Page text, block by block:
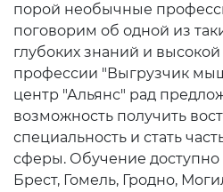
порой необычные
поговорим об одной из
глубоких знаний и высокой
профессии "Выгрузчик
центр "Альянс" рад
возможность получить
специальность и стать
сферы. Обучение доступно
Брест, Гомель, Гродно,